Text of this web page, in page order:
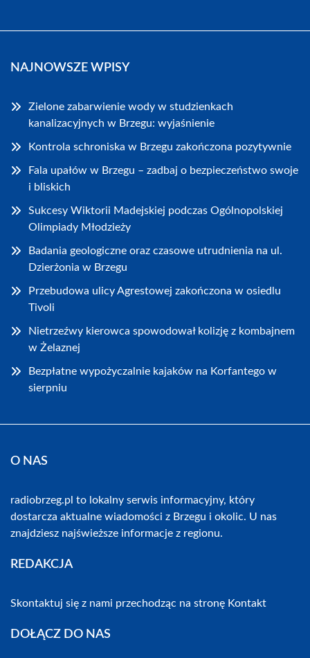
NAJNOWSZE WPISY
Zielone zabarwienie wody w studzienkach
kanalizacyjnych w Brzegu: wyjaśnienie
Kontrola schroniska w Brzegu zakończona pozytywnie
Fala upałów w Brzegu – zadbaj o bezpieczeństwo swoje
i bliskich
Sukcesy Wiktorii Madejskiej podczas Ogólnopolskiej
Olimpiady Młodzieży
Badania geologiczne oraz czasowe utrudnienia na ul.
Dzierżonia w Brzegu
Przebudowa ulicy Agrestowej zakończona w osiedlu
Tivoli
Nietrzeźwy kierowca spowodował kolizję z kombajnem
w Żelaznej
Bezpłatne wypożyczalnie kajaków na Korfantego w
sierpniu
O NAS
radiobrzeg.pl to lokalny serwis informacyjny, który
dostarcza aktualne wiadomości z Brzegu i okolic. U nas
znajdziesz najświeższe informacje z regionu.
REDAKCJA
Skontaktuj się z nami przechodząc na stronę Kontakt
DOŁĄCZ DO NAS